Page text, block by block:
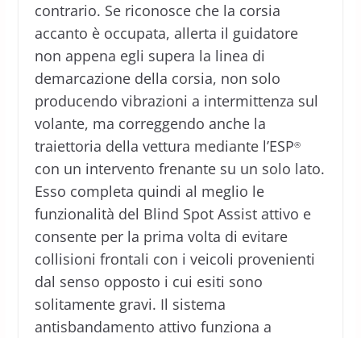
contrario. Se riconosce che la corsia
accanto è occupata, allerta il guidatore
non appena egli supera la linea di
demarcazione della corsia, non solo
producendo vibrazioni a intermittenza sul
volante, ma correggendo anche la
traiettoria della vettura mediante l’ESP®
con un intervento frenante su un solo lato.
Esso completa quindi al meglio le
funzionalità del Blind Spot Assist attivo e
consente per la prima volta di evitare
collisioni frontali con i veicoli provenienti
dal senso opposto i cui esiti sono
solitamente gravi. Il sistema
antisbandamento attivo funziona a